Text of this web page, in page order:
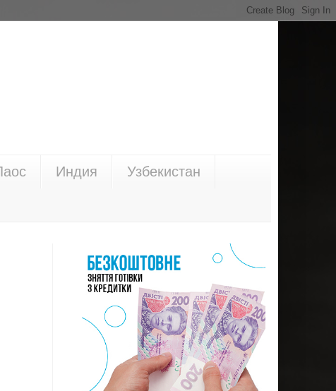
Индия Узбекистан